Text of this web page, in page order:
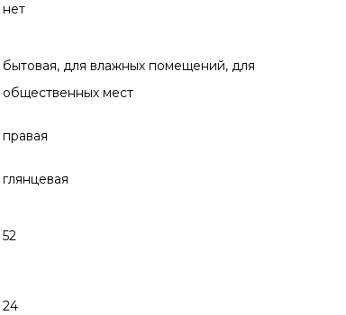
нет
бытовая, для влажных помещений, для
общественных мест
правая
глянцевая
52
24